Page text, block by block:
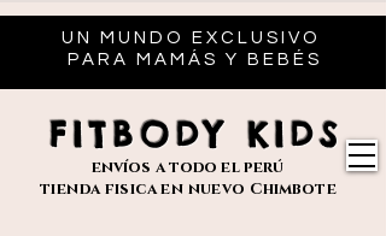
UN MUNDO EXCLUSIVO
PARA MAMÁS Y BEBÉS
FITBODY KIDS
envíos a todo el perú
tienda fisica en nuevo Chimbote